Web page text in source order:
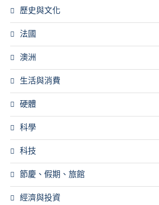
歷史與文化
法國
澳洲
生活與消費
硬體
科學
科技
節慶、假期、旅館
經濟與投資